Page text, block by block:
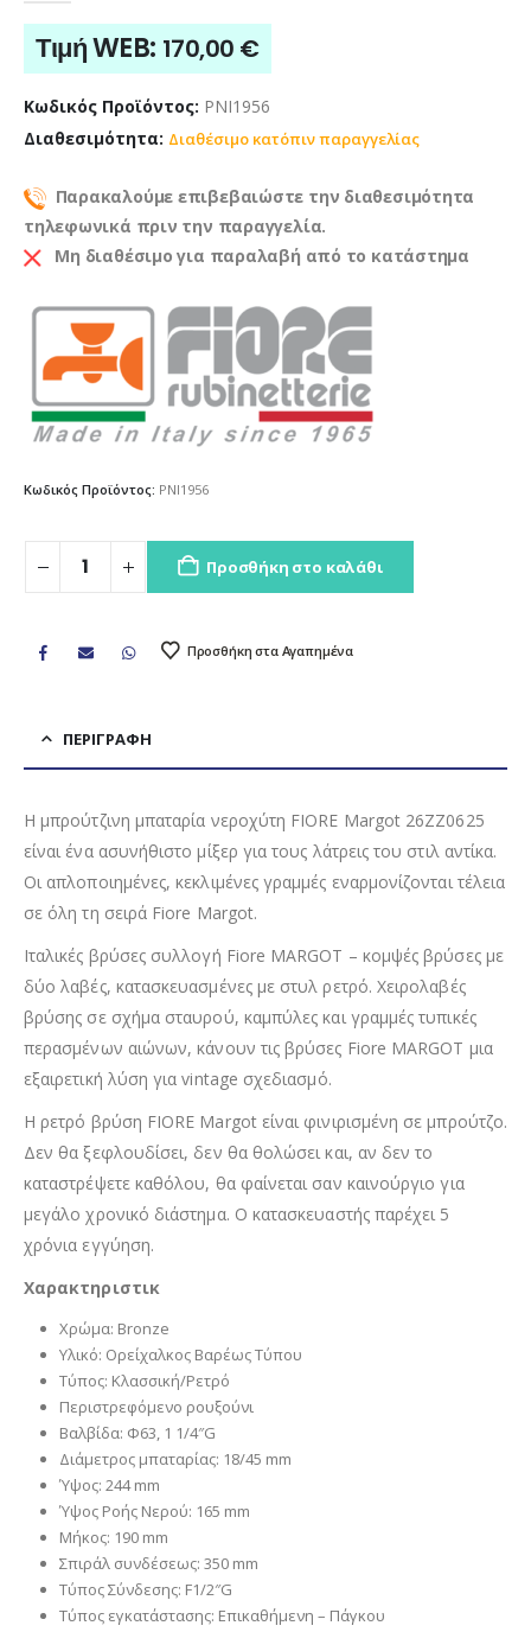
Τιμή WEB: 170,00 €
Κωδικός Προϊόντος: PNI1956
Διαθεσιμότητα: Διαθέσιμο κατόπιν παραγγελίας
Παρακαλούμε επιβεβαιώστε την διαθεσιμότητα
τηλεφωνικά πριν την παραγγελία.
Μη διαθέσιμο για παραλαβή από το κατάστημα
Κωδικός Προϊόντος: PNI1956
Προσθήκη στο καλάθι
Προσθήκη στα Αγαπημένα
ΠΕΡΙΓΡΑΦΉ
H μπρούτζινη μπαταρία νεροχύτη FIORE Margot 26ZZ0625
είναι ένα ασυνήθιστο μίξερ για τους λάτρεις του στιλ αντίκα.
Οι απλοποιημένες, κεκλιμένες γραμμές εναρμονίζονται τέλεια
σε όλη τη σειρά Fiore Margot.
Ιταλικές βρύσες συλλογή Fiore MARGOT – κομψές βρύσες με
δύο λαβές, κατασκευασμένες με στυλ ρετρό. Χειρολαβές
βρύσης σε σχήμα σταυρού, καμπύλες και γραμμές τυπικές
περασμένων αιώνων, κάνουν τις βρύσες Fiore MARGOT μια
εξαιρετική λύση για vintage σχεδιασμό.
Η ρετρό βρύση FIORE Margot είναι φινιρισμένη σε μπρούτζο.
Δεν θα ξεφλουδίσει, δεν θα θολώσει και, αν δεν το
καταστρέψετε καθόλου, θα φαίνεται σαν καινούργιο για
μεγάλο χρονικό διάστημα. Ο κατασκευαστής παρέχει 5
χρόνια εγγύηση.
Χαρακτηριστικ
Χρώμα: Bronze
Υλικό: Ορείχαλκος Βαρέως Τύπου
Τύπος: Κλασσική/Ρετρό
Περιστρεφόμενο ρουξούνι
Βαλβίδα: Φ63, 1 1/4″G
Διάμετρος μπαταρίας: 18/45 mm
Ύψος: 244 mm
Ύψος Ροής Νερού: 165 mm
Μήκος: 190 mm
Σπιράλ συνδέσεως: 350 mm
Τύπος Σύνδεσης: F1/2″G
Τύπος εγκατάστασης: Επικαθήμενη – Πάγκου